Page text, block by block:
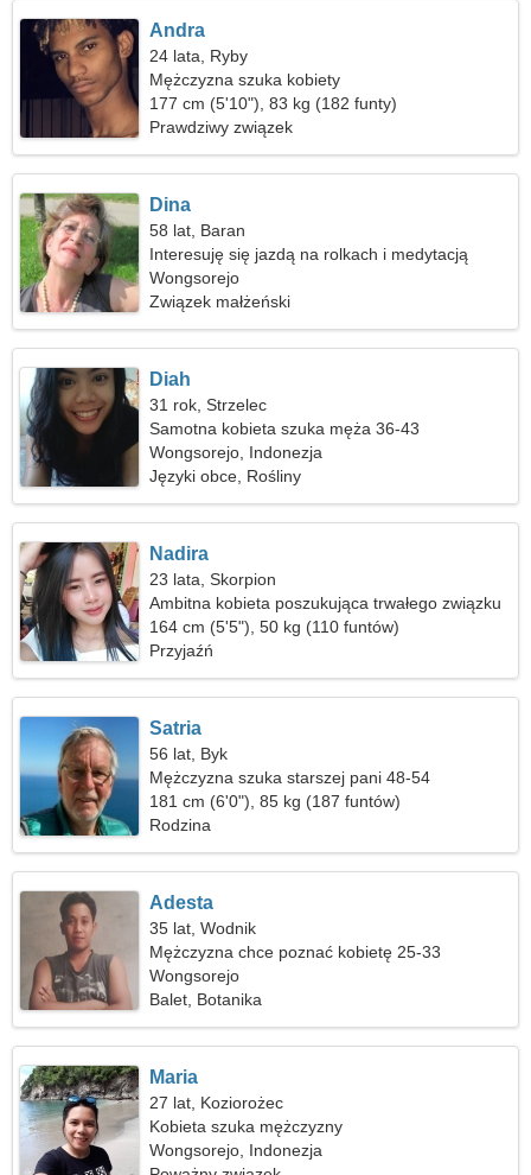
Andra
24 lata, Ryby
Mężczyzna szuka kobiety
177 cm (5'10"), 83 kg (182 funty)
Prawdziwy związek
Dina
58 lat, Baran
Interesuję się jazdą na rolkach i medytacją
Wongsorejo
Związek małżeński
Diah
31 rok, Strzelec
Samotna kobieta szuka męża 36-43
Wongsorejo, Indonezja
Języki obce, Rośliny
Nadira
23 lata, Skorpion
Ambitna kobieta poszukująca trwałego związku
164 cm (5'5"), 50 kg (110 funtów)
Przyjaźń
Satria
56 lat, Byk
Mężczyzna szuka starszej pani 48-54
181 cm (6'0"), 85 kg (187 funtów)
Rodzina
Adesta
35 lat, Wodnik
Mężczyzna chce poznać kobietę 25-33
Wongsorejo
Balet, Botanika
Maria
27 lat, Koziorożec
Kobieta szuka mężczyzny
Wongsorejo, Indonezja